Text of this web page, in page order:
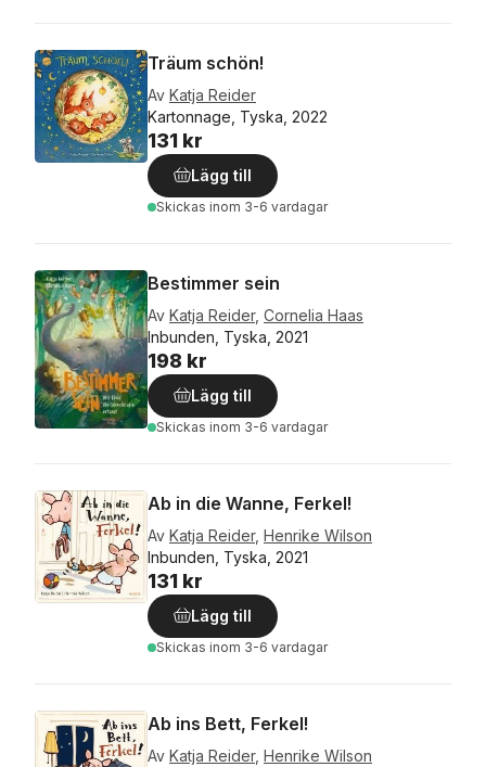
Träum schön!
Av Katja Reider
Kartonnage, Tyska, 2022
131 kr
Lägg till
Skickas inom 3-6 vardagar
Bestimmer sein
Av Katja Reider, Cornelia Haas
Inbunden, Tyska, 2021
198 kr
Lägg till
Skickas inom 3-6 vardagar
Ab in die Wanne, Ferkel!
Av Katja Reider, Henrike Wilson
Inbunden, Tyska, 2021
131 kr
Lägg till
Skickas inom 3-6 vardagar
Ab ins Bett, Ferkel!
Av Katja Reider, Henrike Wilson